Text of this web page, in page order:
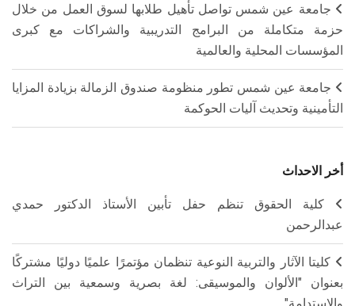
جامعة عين شمس تواصل تأهيل طلابها لسوق العمل من خلال
حزمة متكاملة من البرامج التدريبية والشراكات مع كبرى
المؤسسات المحلية والعالمية
جامعة عين شمس تطور منظومة صندوق الزمالة بزيادة المزايا
التأمينية وتحديث آليات الحوكمة
أخر الاحداث
كلية الحقوق تنظم حفل تأبين الأستاذ الدكتور حمدي
عبدالرحمن
كليتا الآثار والتربية النوعية تنظمان مؤتمرًا علميًا دوليًا مشتركًا
بعنوان "الألوان والموسيقى: لغة بصرية وسمعية بين التراث